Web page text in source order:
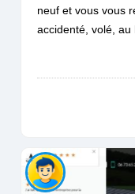
neuf et vous vous
accidenté, volé, au